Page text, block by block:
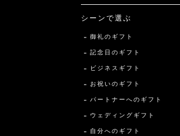
シーンで選ぶ
御礼のギフト
記念日のギフト
ビジネスギフト
お祝いのギフト
パートナーへのギフト
ウェディングギフト
自分へのギフト